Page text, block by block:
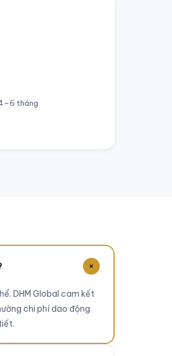
tháng
+
DHM Global cam kết
chi phí dao động